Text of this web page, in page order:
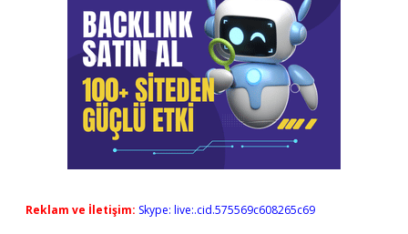
Reklam ve İletişim: Skype: live:.cid.575569c608265c69